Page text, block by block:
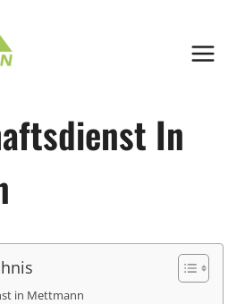
In
in Mettmann